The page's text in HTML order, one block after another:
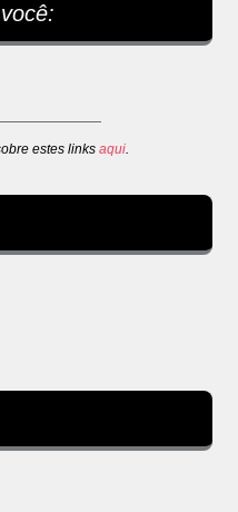
estes links aqui.